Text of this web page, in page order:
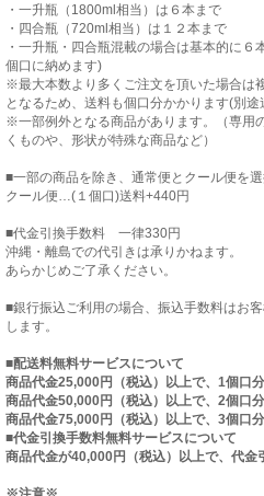
・一升瓶（1800ml相当）は６本まで
・四合瓶（720ml相当）は１２本まで
・一升瓶・四合瓶混載の場合は基本的に６
個口に納めます)
※最大本数より多くご注文を頂いた場合は
となるため、送料も個口分かかります(別途
※一部例外となる商品があります。（専用
くものや、形状が特殊な商品など）
■一部の商品を除き、通常便とクール便を選
クール便…(１個口)送料+440円
■代金引換手数料 一律330円
沖縄・離島での代引きは承りかねます。
あらかじめご了承ください。
■銀行振込ご利用の場合、振込手数料はお
します。
■配送料無料サービスについて
商品代金25,000円（税込）以上で、1個口分
商品代金50,000円（税込）以上で、2個口分
商品代金75,000円（税込）以上で、3個口分
■代金引換手数料無料サービスについて
商品代金が40,000円（税込）以上で、代金